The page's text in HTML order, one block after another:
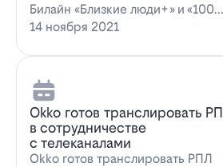
Билайн «Близкие люди+» и «100
Мбит…
14 ноября 2021
Оkko готов транслировать
в сотрудничестве
с телеканалами
Оkko готов транслировать РПЛ